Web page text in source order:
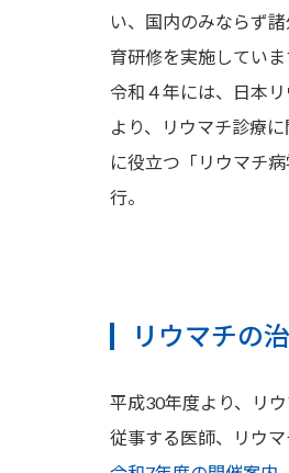
い、国内のみならず
育研修を実施していま
令和４年には、日本
より、リウマチ診療
に役立つ「リウマチ
行。
リウマチの
平成30年度より、リ
従事する医師、リウ